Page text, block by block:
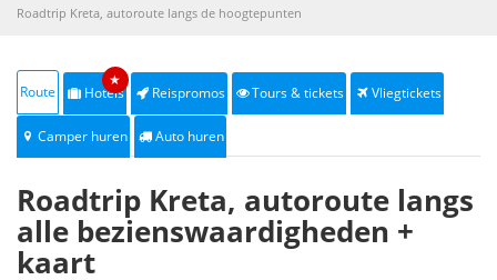
Roadtrip Kreta, autoroute langs de hoogtepunten
Route Hotels
★
Reispromos Tours & tickets Vliegtickets
Camper huren Auto huren
Roadtrip Kreta, autoroute langs
alle bezienswaardigheden +
kaart